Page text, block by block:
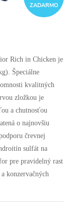
ZADARMO
Rich in Chicken je
Špeciálne
kvalitných
zložkou je
a chutnosťou
o najnovšiu
črevnej
sulfát na
pre pravidelný rast
konzervačných